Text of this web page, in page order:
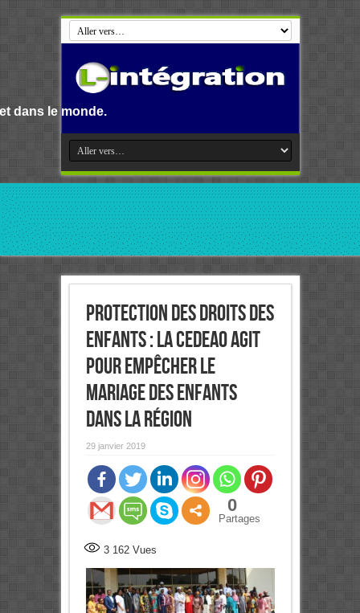
Protection des droits des
Enfants : La Cedeao agit
pour empêcher le
mariage des Enfants
dans la région
29 janvier 2019
0
Partages
3 162Vues